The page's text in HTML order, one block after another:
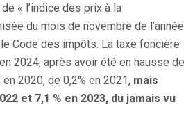
« l’indice des prix à la
du mois de novembre de l’année
Code des impôts. La taxe foncière
2024, après avoir été en hausse de
2020, de 0,2% en 2021, mais
et 7,1 % en 2023, du jamais vu